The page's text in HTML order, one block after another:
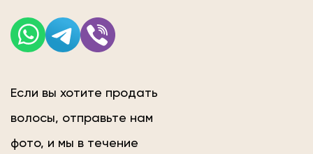
Если вы хотите продать
волосы, отправьте нам
фото, и мы в течение